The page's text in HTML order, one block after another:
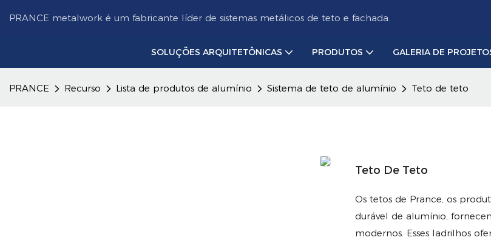
PRANCE metalwork é um fabricante líder de sistemas metálicos de teto e fachada.
SOLUÇÕES ARQUITETÔNICAS PRODUTOS GALERIA DE
PRANCE Recurso Lista de produtos de alumínio Sistema de teto de alumínio Teto de teto
Teto De Teto
Os tetos de Prance, os
durável de alumínio,
modernos. Esses ladrilhos